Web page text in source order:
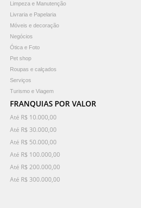
Limpeza e Manutenção
Livraria e Papelaria
Móveis e decoração
Negócios
Ótica e Foto
Pet shop
Roupas e calçados
Serviços
Turismo e Viagem
FRANQUIAS POR VALOR
Até R$ 10.000,00
Até R$ 30.000,00
Até R$ 50.000,00
Até R$ 100.000,00
Até R$ 200.000,00
Até R$ 300.000,00